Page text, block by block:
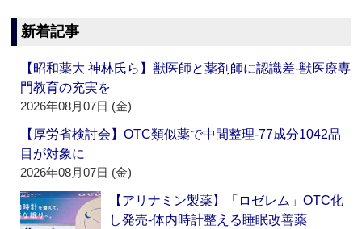
新着記事
【昭和薬大 神林氏ら】獣医師と薬剤師に認識差‐獣医療専
門教育の充実を
2026年08月07日 (金)
【厚労省検討会】OTC類似薬で中間整理‐77成分1042品
目が対象に
2026年08月07日 (金)
【アリナミン製薬】「ロゼレム」OTC化
し発売‐体内時計整える睡眠改善薬